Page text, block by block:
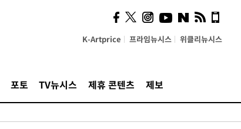
K-Artprice 프라임뉴시스 위클리뉴시스
포토 TV뉴시스 제휴 콘텐츠 제보
즈, 소리 봇짐 지고 세상으
로 "韓 요소 깊게 우려내"